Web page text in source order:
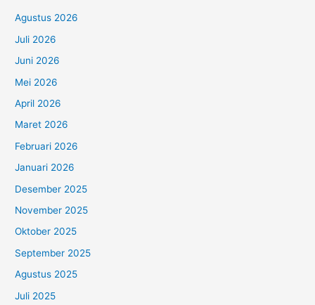
Agustus 2026
Juli 2026
Juni 2026
Mei 2026
April 2026
Maret 2026
Februari 2026
Januari 2026
Desember 2025
November 2025
Oktober 2025
September 2025
Agustus 2025
Juli 2025